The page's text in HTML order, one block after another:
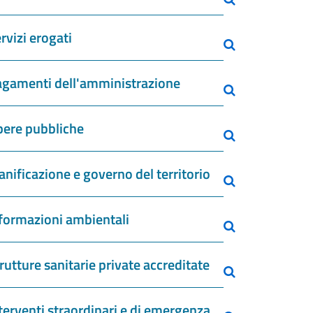
erogati
dell'amministrazione
pubbliche
e governo del territorio
ambientali
sanitarie private accreditate